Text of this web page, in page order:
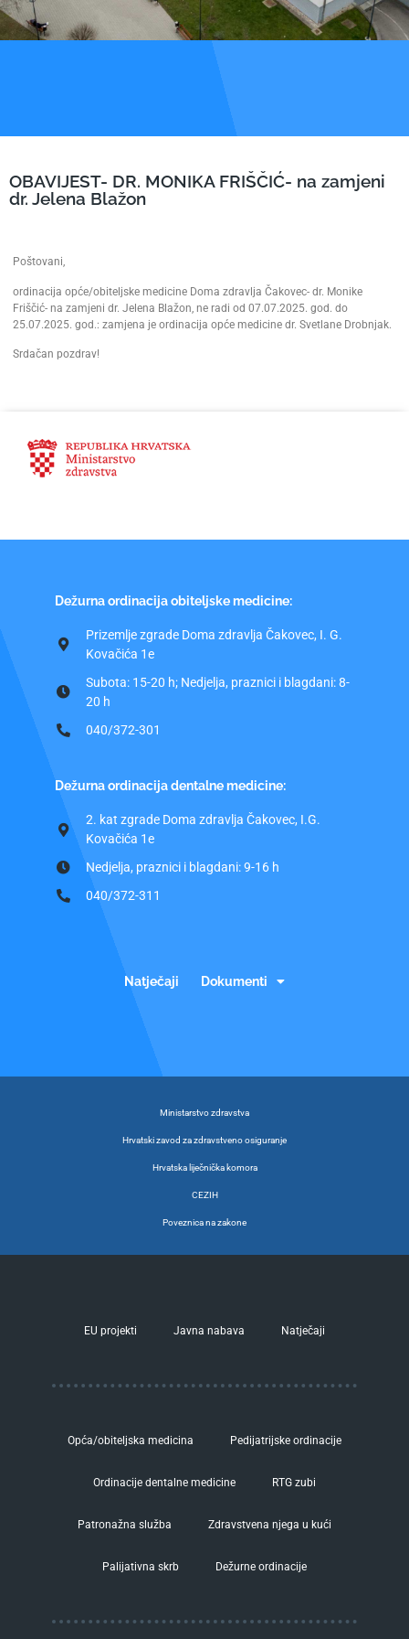
OBAVIJEST- DR. MONIKA FRIŠČIĆ- na zamjeni
dr. Jelena Blažon
Poštovani,
ordinacija opće/obiteljske medicine Doma zdravlja Čakovec- dr. Monike
Friščić- na zamjeni dr. Jelena Blažon, ne radi od 07.07.2025. god. do
25.07.2025. god.: zamjena je ordinacija opće medicine dr. Svetlane Drobnjak.
Srdačan pozdrav!
Dežurna ordinacija obiteljske medicine:
Prizemlje zgrade Doma zdravlja Čakovec, I. G.
Kovačića 1e
Subota: 15-20 h; Nedjelja, praznici i blagdani: 8-
20 h
040/372-301
Dežurna ordinacija dentalne medicine:
2. kat zgrade Doma zdravlja Čakovec, I.G.
Kovačića 1e
Nedjelja, praznici i blagdani: 9-16 h
040/372-311
Natječaji Dokumenti
Ministarstvo zdravstva
Hrvatski zavod za zdravstveno osiguranje
Hrvatska liječnička komora
CEZIH
Poveznica na zakone
EU projekti Javna nabava Natječaji
Opća/obiteljska medicina Pedijatrijske ordinacije
Ordinacije dentalne medicine RTG zubi
Patronažna služba Zdravstvena njega u kući
Palijativna skrb Dežurne ordinacije